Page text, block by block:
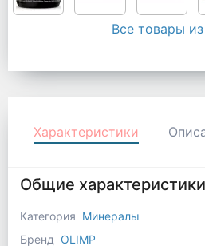
Все товары
Характеристики
Общие характеристики
Категория Минералы
Бренд
OLIMP